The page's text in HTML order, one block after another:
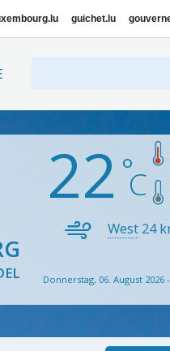
guichet.lu
22
West 24
Donnerstag, 06. August 2026